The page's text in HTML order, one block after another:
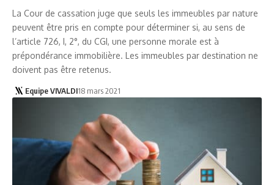
La Cour de cassation juge que seuls les immeubles par nature
peuvent être pris en compte pour déterminer si, au sens de
l’article 726, I, 2°, du CGI, une personne morale est à
prépondérance immobilière. Les immeubles par destination ne
doivent pas être retenus.
Equipe VIVALDI18 mars 2021